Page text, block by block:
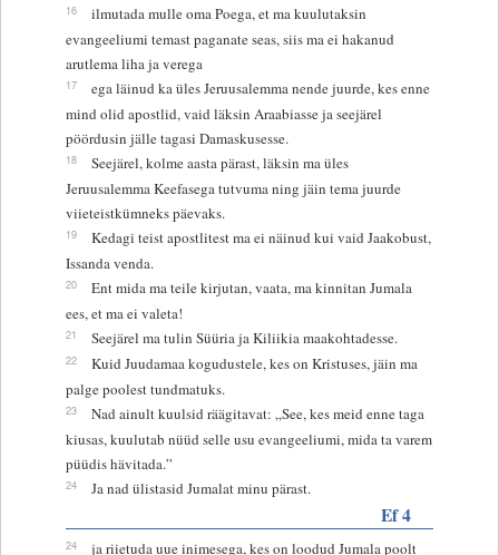
16
ilmutada mulle oma Poega, et ma kuulutaksin
evangeeliumi temast paganate seas, siis ma ei hakanud
arutlema liha ja verega
17
ega läinud ka üles Jeruusalemma nende juurde, kes enne
mind olid apostlid, vaid läksin Araabiasse ja seejärel
pöördusin jälle tagasi Damaskusesse.
18
Seejärel, kolme aasta pärast, läksin ma üles
Jeruusalemma Keefasega tutvuma ning jäin tema juurde
viieteistkümneks päevaks.
19
Kedagi teist apostlitest ma ei näinud kui vaid Jaakobust,
Issanda venda.
20
Ent mida ma teile kirjutan, vaata, ma kinnitan Jumala
ees, et ma ei valeta!
21 Seejärel ma tulin Süüria ja Kiliikia maakohtadesse.
22
Kuid Juudamaa kogudustele, kes on Kristuses, jäin ma
palge poolest tundmatuks.
23
Nad ainult kuulsid räägitavat: „See, kes meid enne taga
kiusas, kuulutab nüüd selle usu evangeeliumi, mida ta varem
püüdis hävitada.”
24 Ja nad ülistasid Jumalat minu pärast.
Ef 4
24 ja riietuda uue inimesega, kes on loodud Jumala poolt